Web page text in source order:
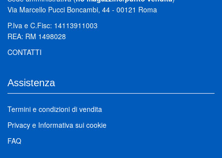
Via Marcello Pucci Boncambi, 44 - 00121 Roma
P.Iva e C.Fisc: 14113911003
REA: RM 1498028
CONTATTI
Assistenza
Termini e condizioni di vendita
Privacy e Informativa sui cookie
FAQ